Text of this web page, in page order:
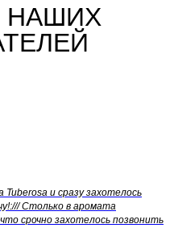
не было, но до нас
создан первый
название
в середине 20 века,
Святого
были
формулы по
Не долго
петицию с
организовать
и таким
небольшой, но
НАШИХ
и сразу захотелось
Столько в аромата
срочно захотелось позвонить